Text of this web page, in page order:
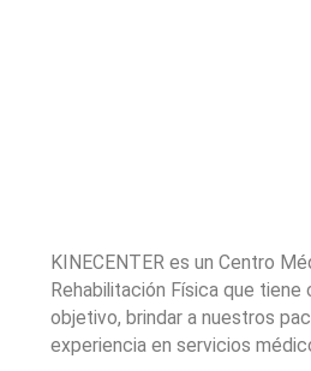
KINECENTER es un Centro
Rehabilitación Física que tiene
objetivo, brindar a nuestros
experiencia en servicios